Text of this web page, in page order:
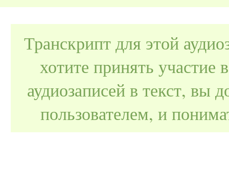
Транскрипт для этой
хотите принять
аудиозаписей в текст, вы
пользователем, и